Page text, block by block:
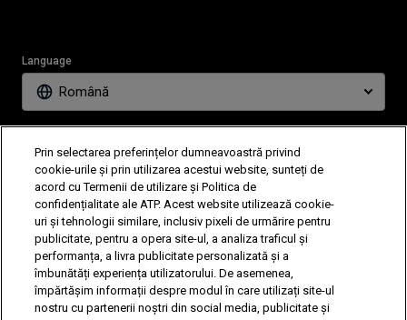
Language
Română
Tickets Video
Follow Tiriac Open
Prin selectarea preferințelor dumneavoastră privind
cookie-urile și prin utilizarea acestui website, sunteți de
acord cu Termenii de utilizare și Politica de
confidențialitate ale ATP. Acest website utilizează cookie-
uri și tehnologii similare, inclusiv pixeli de urmărire pentru
publicitate, pentru a opera site-ul, a analiza traficul și
performanța, a livra publicitate personalizată și a
îmbunătăți experiența utilizatorului. De asemenea,
împărtășim informații despre modul în care utilizați site-ul
nostru cu partenerii noștri din social media, publicitate și